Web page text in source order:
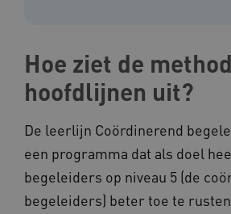
Hoe ziet de
hoofdlijnen uit?
De leerlijn Coördinerend
een programma dat als doel
begeleiders op niveau 5 (de
begeleiders) beter toe te